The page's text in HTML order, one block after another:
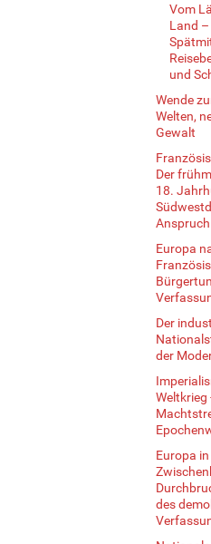
Vom
Land –
und
Wende
Welten,
Gewalt
Der
18.
Europa
Der
der
Weltkrieg
Europa
des